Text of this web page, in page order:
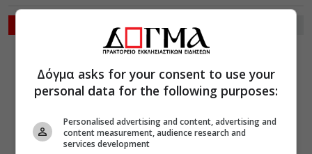
21:12
Λογισμοί και η
εν Χριστώ
Δόγμα asks for your consent to use your
personal data for the following purposes:
Personalised advertising and content, advertising and
content measurement, audience research and
services development